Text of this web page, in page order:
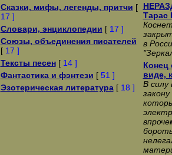
Сказки, мифы, легенды, притчи [
17 ]
Словари, энциклопедии [ 17 ]
Союзы, объединения писателей
[ 17 ]
Тексты песен[ 14 ]
Фантастика и фэнтези [ 51 ]
Эзотерическая литература[ 18 ]
Тарас
в
Конец
виде,
В силу